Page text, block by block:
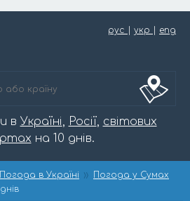
рус укр eng
в Україні, Росії, світових
на 10 днів.
Погода в Україні
Погода у Сумах